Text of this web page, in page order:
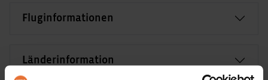
Fluginformationen
Länderinformation